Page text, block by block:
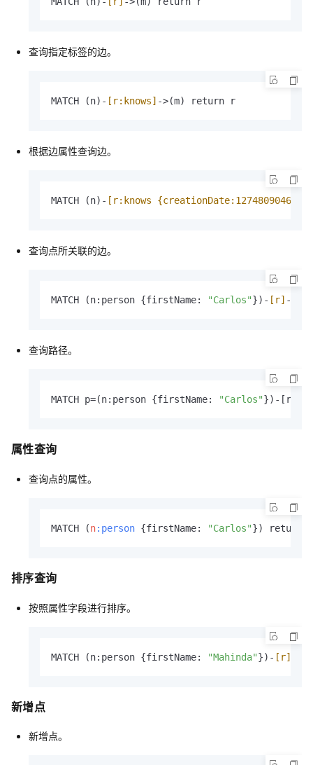
查询指定标签的边。
MATCH (n)- [r:knows] ->(m) return r
根据边属性查询边。
MATCH (n)- [r:knows
查询点所关联的边。
MATCH (n:person {firstName: "Carlos"})- [r] -
查询路径。
MATCH p=(n:person {firstName: "Carlos"})-[r]-
属性查询
查询点的属性。
MATCH (n:person {firstName: "Carlos"}) return
排序查询
按照属性字段进行排序。
MATCH (n:person {firstName: "Mahinda"})- [r]
新增点
新增点。